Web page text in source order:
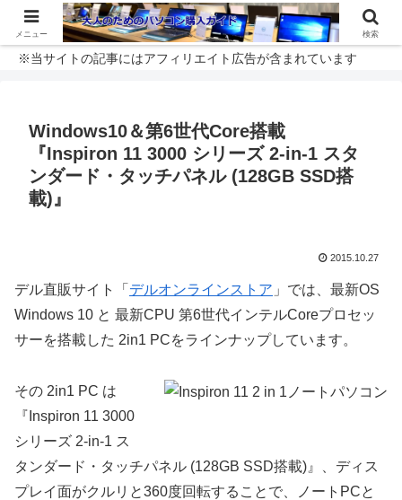
※当サイトの記事にはアフィリエイト広告が含まれています
Windows10＆第6世代Core搭載
『Inspiron 11 3000 シリーズ 2-in-1 スタ
ンダード・タッチパネル (128GB SSD搭
載)』
2015.10.27
デル直販サイト「 デルオンラインストア 」では、最新OS
Windows 10 と 最新CPU 第6世代インテルCoreプロセッ
サーを搭載した 2in1 PCをラインナップしています。
その 2in1 PC は
『Inspiron 11 3000
シリーズ 2-in-1 ス
タンダード・タッチパネル (128GB SSD搭載)』、ディス
プレイ面がクルリと360度回転することで、ノートPCと
メニュー 検索